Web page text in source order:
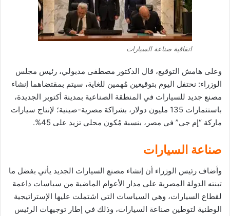
اتفاقية صناعة السيارات
وعلى هامش التوقيع، قال الدكتور مصطفى مدبولي، رئيس مجلس
الوزراء: نحتفل اليوم بتوقيعين مُهمين للغاية، سيتم بمقتضاهما إنشاء
مصنع جديد للسيارات في المنطقة الصناعية بمدينة أكتوبر الجديدة،
باستثمارات 135 مليون دولار، بشراكة مصرية-صينية؛ لإنتاج سيارات
ماركة “إم جي” في مصر، بنسبة مُكون محلي تزيد على 45%.
صناعة السيارات
وأضاف رئيس الوزراء أن إنشاء مصنع السيارات الجديد يأتي بفضل ما
تبنته الدولة المصرية على مدار الأعوام الماضية من سياسات داعمة
لقطاع السيارات، وهي السياسات التي اشتملت عليها الإستراتيجية
الوطنية لتوطين صناعة السيارات، وذلك في إطار توجيهات الرئيس